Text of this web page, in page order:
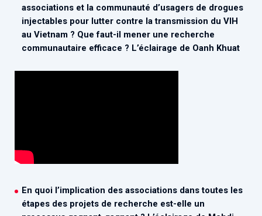
associations et la communauté d’usagers de drogues
injectables pour lutter contre la transmission du VIH
au Vietnam ? Que faut-il mener une recherche
communautaire efficace ? L’éclairage de Oanh Khuat
En quoi l’implication des associations dans toutes les
étapes des projets de recherche est-elle un